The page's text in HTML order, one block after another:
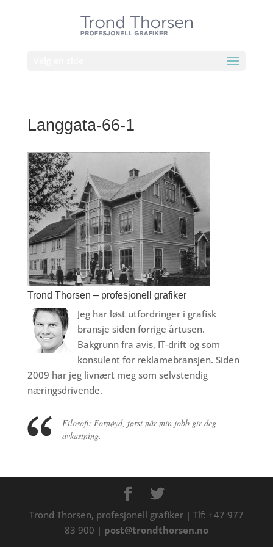
Langgata-66-1
Trond Thorsen – profesjonell grafiker
Jeg har løst utfordringer i grafisk
bransje siden forrige årtusen.
Bakgrunn fra avis, IT-drift og som
konsulent for reklamebransjen. Siden
2009 har jeg livnært meg som selvstendig
næringsdrivende.
Filosofi: Fornøyd, først når min jobb gir deg
avkastning.
Trond Thorsen, profesjonell grafiker | Tlf: +47 977
83 900 | post@trondthorsen.no